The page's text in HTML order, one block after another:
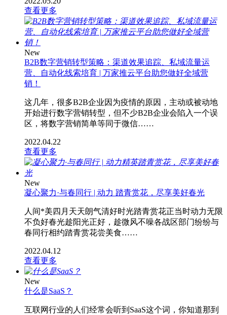
查看更多
New
B2B数字营销转型策略：渠道效果追踪、私域流量运
营、自动化线索培育 | 万家推云平台助您做好全域营
销！
这几年，很多B2B企业因为疫情的原因，主动或被动地
开始进行数字营销转型，但不少B2B企业会陷入一个误
区，将数字营销简单等同于微信……
2022.04.22
查看更多
New
凝心聚力·与春同行 | 动力 踏青赏花，尽享美好春光
人间*美四月天天朗气清好时光踏青赏花正当时动力无限
不负好春光趁阳光正好，趁微风不噪各战区部门纷纷与
春同行相约踏青赏花尝美食……
2022.04.12
查看更多
New
什么是SaaS？
互联网行业的人们经常会听到SaaS这个词，你知道那到